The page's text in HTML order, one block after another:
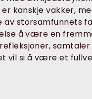
kanskje vakker,
av storsamfunnets
å være en
samtaler
vil si å være et